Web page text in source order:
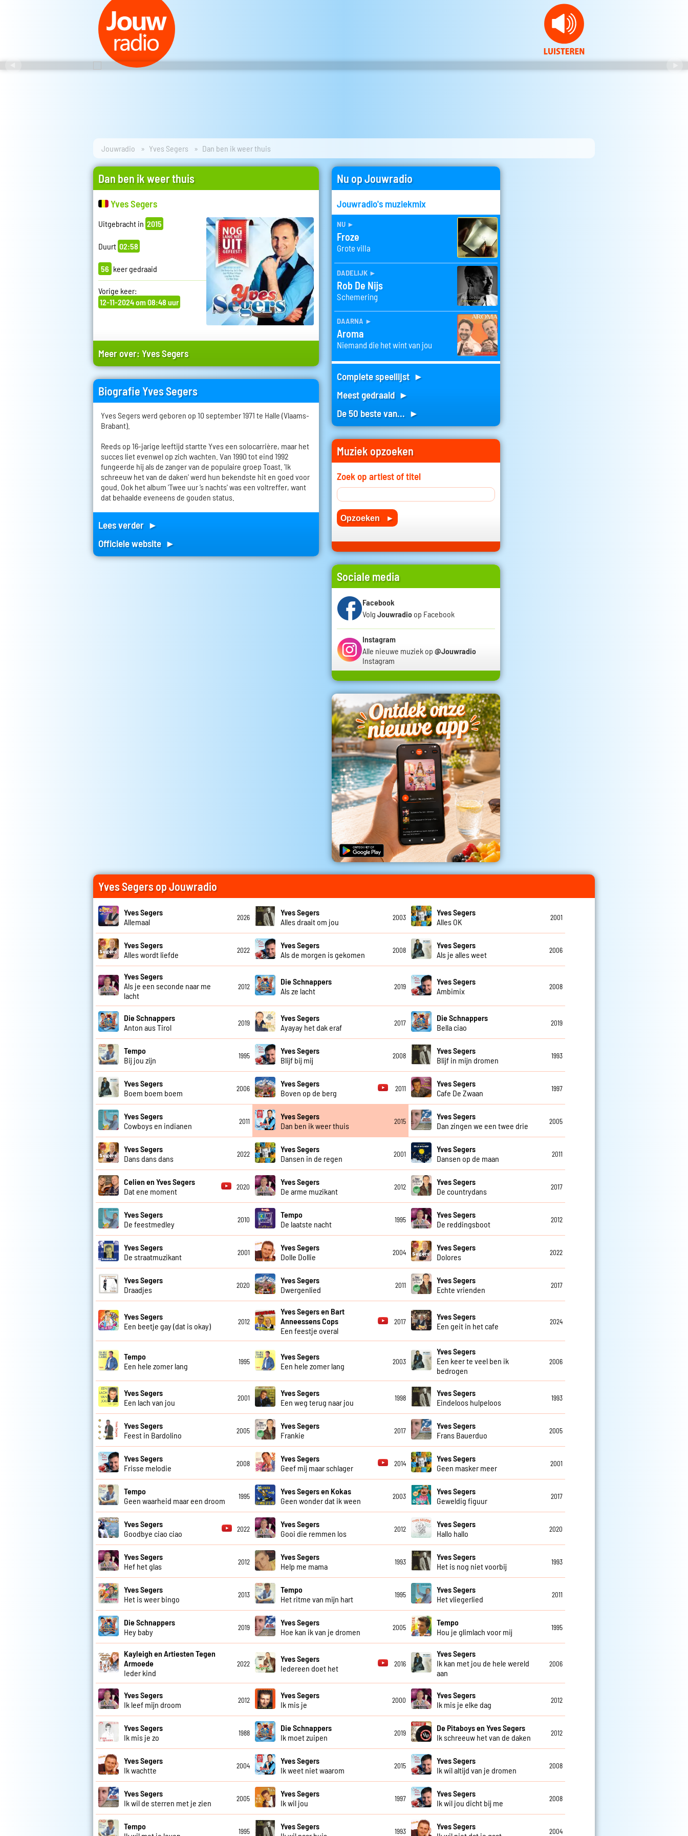
Jouwradio Yves Segers Dan ben ik weer thuis
Dan ben ik weer thuis
Yves Segers
Uitgebracht in 2015
Duurt 02:58
56 keer gedraaid
Vorige keer:
12-11-2024 om 08:48 uur
Meer over:Yves Segers
Biografie Yves Segers
Yves Segers werd geboren op 10 september 1971 te Halle (Vlaams-
Brabant).
Reeds op 16-jarige leeftijd startte Yves een solocarrière, maar het
succes liet evenwel op zich wachten. Van 1990 tot eind 1992
fungeerde hij als de zanger van de populaire groep Toast. 'Ik
schreeuw het van de daken' werd hun bekendste hit en goed voor
goud. Ook het album 'Twee uur ’s nachts' was een voltreffer, want
dat behaalde eveneens de gouden status.
Lees verder ►
Officiele website ►
Nu op Jouwradio
Jouwradio's muziekmix
nu ►
Froze
Grote villa
dadelijk ►
Rob De Nijs
Schemering
daarna ►
Aroma
Niemand die het wint van jou
Complete speellijst ►
Meest gedraaid ►
De 50 beste van... ►
Muziek opzoeken
Zoek op artiest of titel
Sociale media
Facebook
Volg Jouwradio op Facebook
Instagram
Alle nieuwe muziek op @Jouwradio
Instagram
Yves Segers op Jouwradio
Yves Segers
Allemaal
2026
Yves Segers
Alles draait om jou
2003
Yves Segers
Alles OK
2001
Yves Segers
Alles wordt liefde
2022
Yves Segers
Als de morgen is gekomen
2008
Yves Segers
Als je alles weet
2006
Yves Segers
Als je een seconde naar me
lacht
2012
Die Schnappers
Als ze lacht
2019
Yves Segers
Ambimix
2008
Die Schnappers
Anton aus Tirol
2019
Yves Segers
Ayayay het dak eraf
2017
Die Schnappers
Bella ciao
2019
Tempo
Bij jou zijn
1995
Yves Segers
Blijf bij mij
2008
Yves Segers
Blijf in mijn dromen
1993
Yves Segers
Boem boem boem
2006
Yves Segers
Boven op de berg
2011
Yves Segers
Cafe De Zwaan
1997
Yves Segers
Cowboys en indianen
2011
Yves Segers
Dan ben ik weer thuis
2015
Yves Segers
Dan zingen we een twee drie
2005
Yves Segers
Dans dans dans
2022
Yves Segers
Dansen in de regen
2001
Yves Segers
Dansen op de maan
2011
Celien en Yves Segers
Dat ene moment
2020
Yves Segers
De arme muzikant
2012
Yves Segers
De countrydans
2017
Yves Segers
De feestmedley
2010
Tempo
De laatste nacht
1995
Yves Segers
De reddingsboot
2012
Yves Segers
De straatmuzikant
2001
Yves Segers
Dolle Dollie
2004
Yves Segers
Dolores
2022
Yves Segers
Draadjes
2020
Yves Segers
Dwergenlied
2011
Yves Segers
Echte vrienden
2017
Yves Segers
Een beetje gay (dat is okay)
2012
Yves Segers en Bart
Anneessens Cops
Een feestje overal
2017
Yves Segers
Een geit in het cafe
2024
Tempo
Een hele zomer lang
1995
Yves Segers
Een hele zomer lang
2003
Yves Segers
Een keer te veel ben ik
bedrogen
2006
Yves Segers
Een lach van jou
2001
Yves Segers
Een weg terug naar jou
1998
Yves Segers
Eindeloos hulpeloos
1993
Yves Segers
Feest in Bardolino
2005
Yves Segers
Frankie
2017
Yves Segers
Frans Bauerduo
2005
Yves Segers
Frisse melodie
2008
Yves Segers
Geef mij maar schlager
2014
Yves Segers
Geen masker meer
2001
Tempo
Geen waarheid maar een droom
1995
Yves Segers en Kokas
Geen wonder dat ik ween
2003
Yves Segers
Geweldig figuur
2017
Yves Segers
Goodbye ciao ciao
2022
Yves Segers
Gooi die remmen los
2012
Yves Segers
Hallo hallo
2020
Yves Segers
Hef het glas
2012
Yves Segers
Help me mama
1993
Yves Segers
Het is nog niet voorbij
1993
Yves Segers
Het is weer bingo
2013
Tempo
Het ritme van mijn hart
1995
Yves Segers
Het vliegerlied
2011
Die Schnappers
Hey baby
2019
Yves Segers
Hoe kan ik van je dromen
2005
Tempo
Hou je glimlach voor mij
1995
Kayleigh en Artiesten Tegen
Armoede
Ieder kind
2022
Yves Segers
Iedereen doet het
2016
Yves Segers
Ik kan met jou de hele wereld
aan
2006
Yves Segers
Ik leef mijn droom
2012
Yves Segers
Ik mis je
2000
Yves Segers
Ik mis je elke dag
2012
Yves Segers
Ik mis je zo
1988
Die Schnappers
Ik moet zuipen
2019
De Pitaboys en Yves Segers
Ik schreeuw het van de daken
2012
Yves Segers
Ik wachtte
2004
Yves Segers
Ik weet niet waarom
2015
Yves Segers
Ik wil altijd van je dromen
2008
Yves Segers
Ik wil de sterren met je zien
2005
Yves Segers
Ik wil jou
1997
Yves Segers
Ik wil jou dicht bij me
2008
Tempo
1995
Yves Segers
1993
Yves Segers
2004